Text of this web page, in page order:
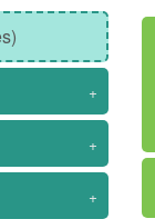
+
+
+